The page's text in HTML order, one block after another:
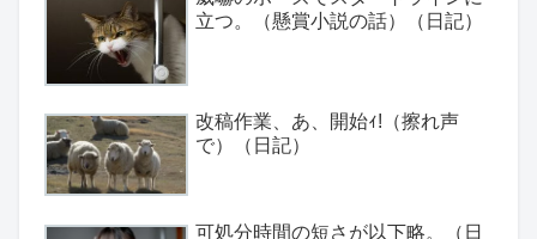
立つ。（懸賞小説の話）（日記）
改稿作業、あ、開始ｨ!（擦れ声
で）（日記）
可処分時間の短さが以下略。（日